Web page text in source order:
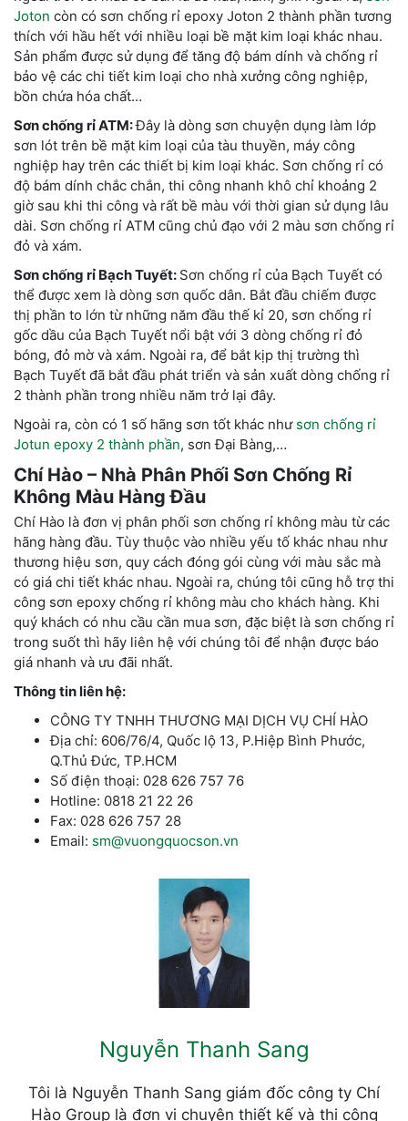
Joton còn có sơn chống rỉ epoxy Joton 2 thành phần tương
thích với hầu hết với nhiều loại bề mặt kim loại khác nhau.
Sản phẩm được sử dụng để tăng độ bám dính và chống rỉ
bảo vệ các chi tiết kim loại cho nhà xưởng công nghiệp,
bồn chứa hóa chất…
Sơn chống rỉ ATM:Đây là dòng sơn chuyện dụng làm lớp
sơn lót trên bề mặt kim loại của tàu thuyền, máy công
nghiệp hay trên các thiết bị kim loại khác. Sơn chống rỉ có
độ bám dính chắc chắn, thi công nhanh khô chỉ khoảng 2
giờ sau khi thi công và rất bề màu với thời gian sử dụng lâu
dài. Sơn chống rỉ ATM cũng chủ đạo với 2 màu sơn chống rỉ
đỏ và xám.
Sơn chống rỉ Bạch Tuyết: Sơn chống rỉ của Bạch Tuyết có
thể được xem là dòng sơn quốc dân. Bắt đầu chiếm được
thị phần to lớn từ những năm đầu thế kỉ 20, sơn chống rỉ
gốc dầu của Bạch Tuyết nổi bật với 3 dòng chống rỉ đỏ
bóng, đỏ mờ và xám. Ngoài ra, để bắt kịp thị trường thì
Bạch Tuyết đã bắt đầu phát triển và sản xuất dòng chống rỉ
2 thành phần trong nhiều năm trở lại đây.
Ngoài ra, còn có 1 số hãng sơn tốt khác như sơn chống rỉ
Jotun epoxy 2 thành phần, sơn Đại Bàng,…
Chí Hào – Nhà Phân Phối Sơn Chống Rỉ
Không Màu Hàng Đầu
Chí Hào là đơn vị phân phối sơn chống rỉ không màu từ các
hãng hàng đầu. Tùy thuộc vào nhiều yếu tố khác nhau như
thương hiệu sơn, quy cách đóng gói cùng với màu sắc mà
có giá chi tiết khác nhau. Ngoài ra, chúng tôi cũng hỗ trợ thi
công sơn epoxy chống rỉ không màu cho khách hàng. Khi
quý khách có nhu cầu cần mua sơn, đặc biệt là sơn chống rỉ
trong suốt thì hãy liên hệ với chúng tôi để nhận được báo
giá nhanh và ưu đãi nhất.
Thông tin liên hệ:
CÔNG TY TNHH THƯƠNG MẠI DỊCH VỤ CHÍ HÀO
Địa chỉ: 606/76/4, Quốc lộ 13, P.Hiệp Bình Phước,
Q.Thủ Đức, TP.HCM
Số điện thoại: 028 626 757 76
Hotline: 0818 21 22 26
Fax: 028 626 757 28
Email: sm@vuongquocson.vn
Nguyễn Thanh Sang
Tôi là Nguyễn Thanh Sang giám đốc công ty Chí
Hào Group là đơn vị chuyên thiết kế và thi công